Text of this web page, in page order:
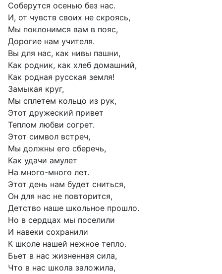
Соберутся осенью без нас.
И, от чувств своих не скроясь,
Мы поклонимся вам в пояс,
Дорогие нам учителя.
Вы для нас, как нивы пашни,
Как родник, как хлеб домашний,
Как родная русская земля!
Замыкая круг,
Мы сплетем кольцо из рук,
Этот дружеский привет
Теплом любви согрет.
Этот символ встреч,
Мы должны его сберечь,
Как удачи амулет
На много-много лет.
Этот день нам будет сниться,
Он для нас не повторится,
Детство наше школьное прошло.
Но в сердцах мы поселили
И навеки сохранили
К школе нашей нежное тепло.
Бьет в нас жизненная сила,
Что в нас школа заложила,